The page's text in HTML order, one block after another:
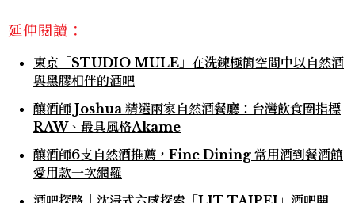
延伸閱讀：
東京「STUDIO MULE」在洗鍊極簡空間中以自然酒
與黑膠相伴的酒吧
釀酒師 Joshua 精選兩家自然酒餐廳：台灣飲食圈指標
RAW、最具風格Akame
釀酒師6支自然酒推薦，Fine Dining 常用酒到餐酒館
愛用款一次網羅